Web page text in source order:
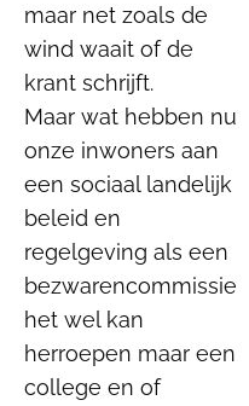
maar net zoals de
wind waait of de
krant schrijft.
Maar wat hebben nu
onze inwoners aan
een sociaal landelijk
beleid en
regelgeving als een
bezwarencommissie
het wel kan
herroepen maar een
college en of